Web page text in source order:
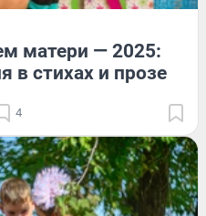
матери — 2025:
в стихах и прозе
4